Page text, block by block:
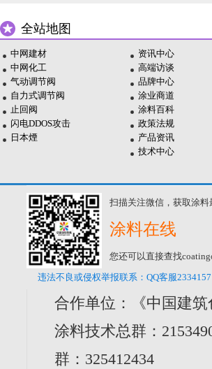
全站地图
中网建材
中网化工
气动调节阀
自力式调节阀
止回阀
闪电DDOS攻击
日本煙
资讯中心
高端访谈
品牌中心
涂业商道
涂料百科
政策法规
产品资讯
技术中心
扫描关注微信，获取涂料
涂料在线
您还可以直接查找
违法不良或侵权举报联系：QQ客服
合作单位：《中国建
涂料技术总群：
群：325412434